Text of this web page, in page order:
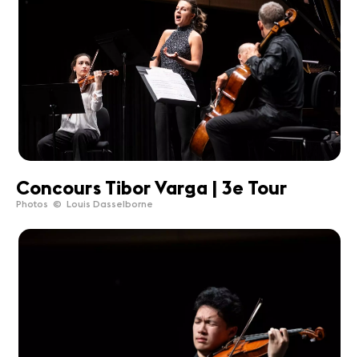
Concours Tibor Varga | 3e Tour
Photos © Louis Dasselborne